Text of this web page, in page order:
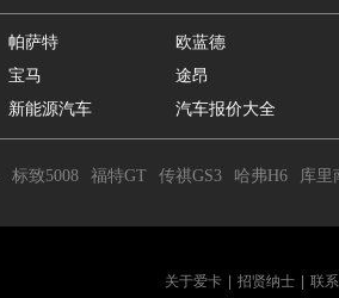
帕萨特
欧蓝德
宝马
途昂
新能源汽车 汽车报价大全
标致5008 福特GT 传祺GS3 哈弗H6 库里
关于爱卡 招贤纳士
联